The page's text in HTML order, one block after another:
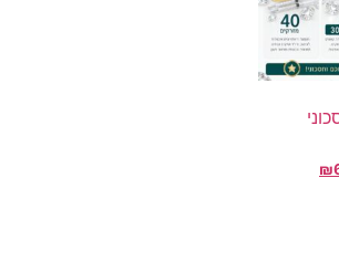
₪